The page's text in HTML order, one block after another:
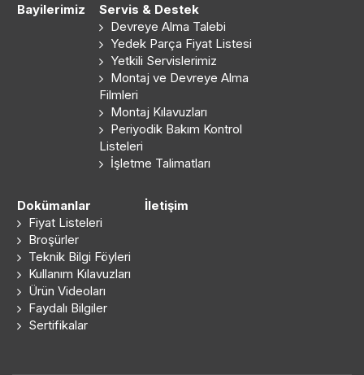
Bayilerimiz
Servis & Destek
Devreye Alma Talebi
Yedek Parça Fiyat Listesi
Yetkili Servislerimiz
Montaj ve Devreye Alma
Filmleri
Montaj Kılavuzları
Periyodik Bakım Kontrol
Listeleri
İşletme Talimatları
Dokümanlar
Fiyat Listeleri
Broşürler
Teknik Bilgi Föyleri
Kullanım Kılavuzları
Ürün Videoları
Faydalı Bilgiler
Sertifikalar
İletişim